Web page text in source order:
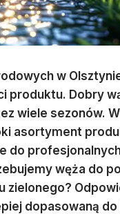
w
produktu. Dobry
wiele sezonów.
asortyment
do
węża do
zielonego?
dopasowaną